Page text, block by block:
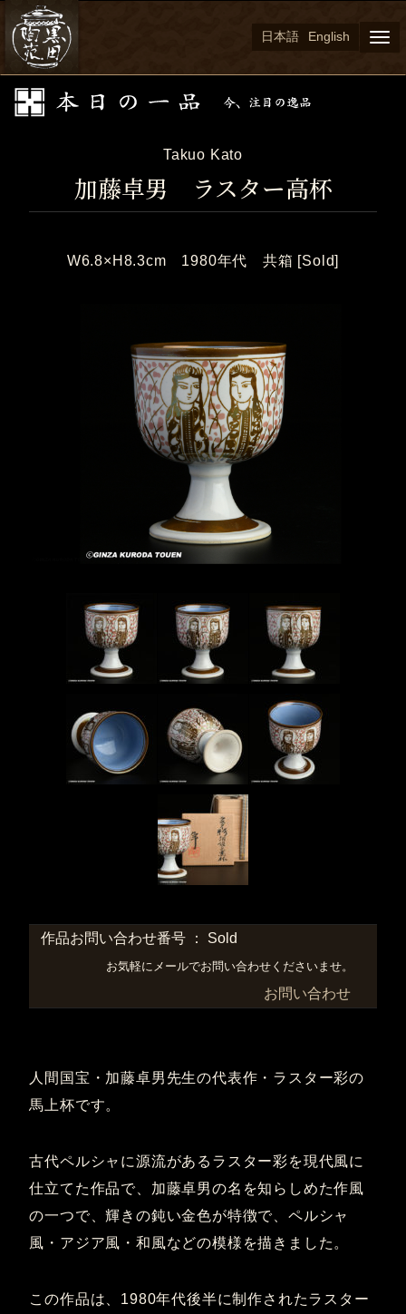
日本語 English
Takuo Kato
加藤卓男 ラスター高杯
W6.8×H8.3cm 1980年代 共箱 [Sold]
作品お問い合わせ番号 ： Sold
お気軽にメールでお問い合わせくださいませ。
お問い合わせ
人間国宝・加藤卓男先生の代表作・ラスター彩の
馬上杯です。
古代ペルシャに源流があるラスター彩を現代風に
仕立てた作品で、加藤卓男の名を知らしめた作風
の一つで、輝きの鈍い金色が特徴で、ペルシャ
風・アジア風・和風などの模様を描きました。
この作品は、1980年代後半に制作されたラスター